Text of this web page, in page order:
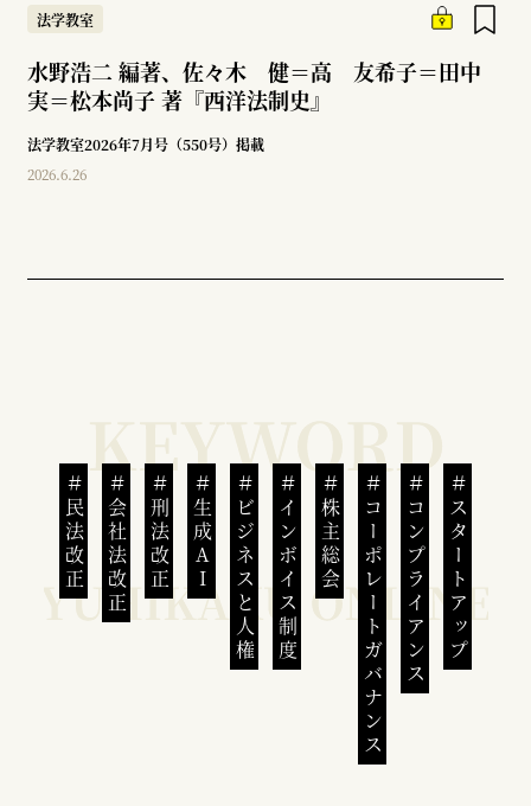
法学教室
水野浩二 編著、佐々木 健＝高 友希子＝田中
実＝松本尚子 著『西洋法制史』
法学教室2026年7月号（550号）掲載
2026.6.26
民法改正 会社法改正 刑法改正 生成AI ビジネスと人権インボイス制度 株主総会 コーポレートガバナンスコンプライアンススタートアップ